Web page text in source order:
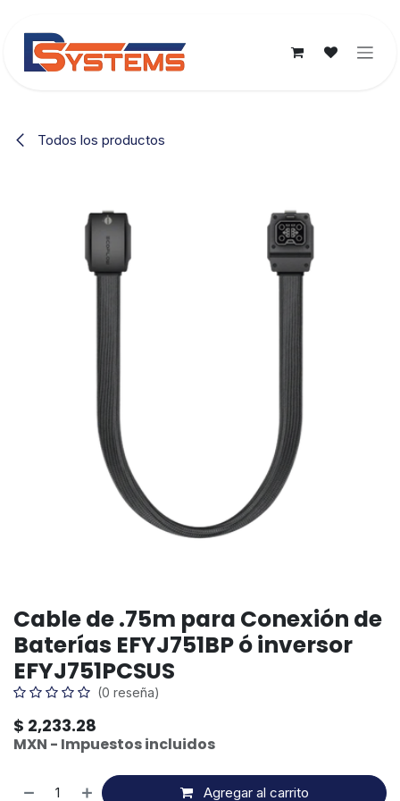
Todos los productos
Cable de .75m para Conexión de
Baterías EFYJ751BP ó inversor
EFYJ751PCSUS
(0 reseña)
$ 2,233.28
MXN - Impuestos incluidos
Agregar al carrito